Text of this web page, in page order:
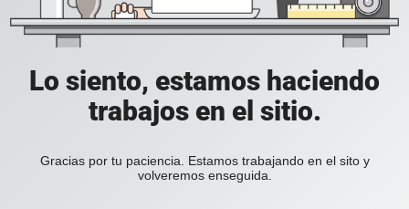
Lo siento, estamos haciendo
trabajos en el sitio.
Gracias por tu paciencia. Estamos trabajando en el sito y
volveremos enseguida.